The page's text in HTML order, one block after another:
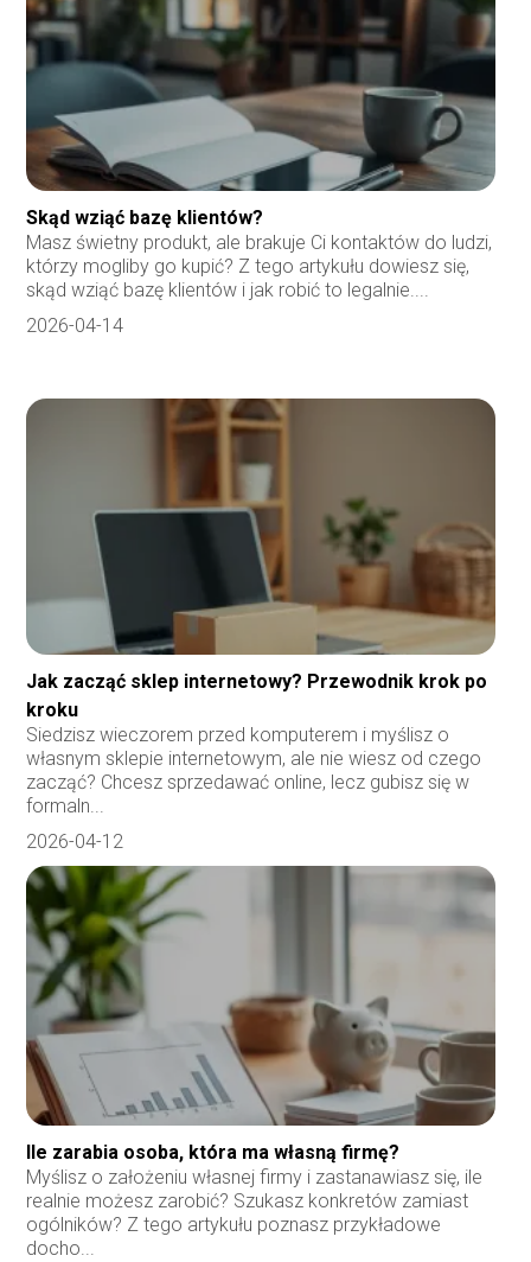
Skąd wziąć bazę klientów?
Masz świetny produkt, ale brakuje Ci kontaktów do ludzi,
którzy mogliby go kupić? Z tego artykułu dowiesz się,
skąd wziąć bazę klientów i jak robić to legalnie....
2026-04-14
Jak zacząć sklep internetowy? Przewodnik krok po
kroku
Siedzisz wieczorem przed komputerem i myślisz o
własnym sklepie internetowym, ale nie wiesz od czego
zacząć? Chcesz sprzedawać online, lecz gubisz się w
formaln...
2026-04-12
Ile zarabia osoba, która ma własną firmę?
Myślisz o założeniu własnej firmy i zastanawiasz się, ile
realnie możesz zarobić? Szukasz konkretów zamiast
ogólników? Z tego artykułu poznasz przykładowe
docho...